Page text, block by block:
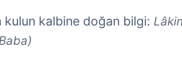
kalbine doğan bilgi: